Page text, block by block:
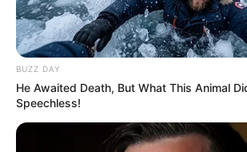
BUZZ DAY
He Awaited Death, But What This Animal
Speechless!